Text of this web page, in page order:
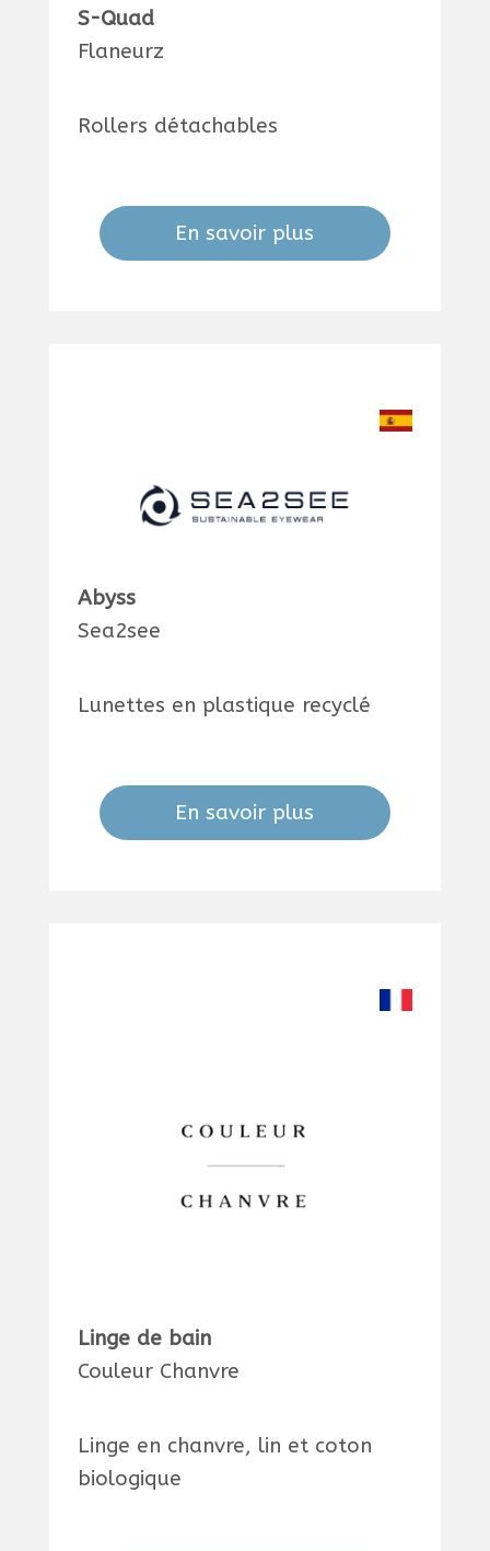
S-Quad
Flaneurz
Rollers détachables
En savoir plus
Abyss
Sea2see
Lunettes en plastique recyclé
En savoir plus
Linge de bain
Couleur Chanvre
Linge en chanvre, lin et coton
biologique